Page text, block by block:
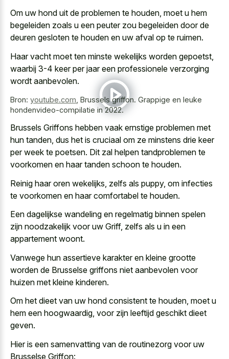
Om uw hond uit de problemen te houden, moet u hem
begeleiden zoals u een peuter zou begeleiden door de
deuren gesloten te houden en uw afval op te ruimen.
Haar vacht moet ten minste wekelijks worden gepoetst,
waarbij 3-4 keer per jaar een professionele verzorging
wordt aanbevolen.
Bron: youtube.com Brussels griffon. Grappige en leuke
hondenvideo-compilatie in 2022.
Brussels Griffons hebben vaak ernstige problemen met
hun tanden, dus het is cruciaal om ze minstens drie keer
per week te poetsen. Dit zal helpen tandproblemen te
voorkomen en haar tanden schoon te houden.
Reinig haar oren wekelijks, zelfs als puppy, om infecties
te voorkomen en haar comfortabel te houden.
Een dagelijkse wandeling en regelmatig binnen spelen
zijn noodzakelijk voor uw Griff, zelfs als u in een
appartement woont.
Vanwege hun assertieve karakter en kleine grootte
worden de Brusselse griffons niet aanbevolen voor
huizen met kleine kinderen.
Om het dieet van uw hond consistent te houden, moet u
hem een hoogwaardig, voor zijn leeftijd geschikt dieet
geven.
Hier is een samenvatting van de routinezorg voor uw
Brusselse Griffon: